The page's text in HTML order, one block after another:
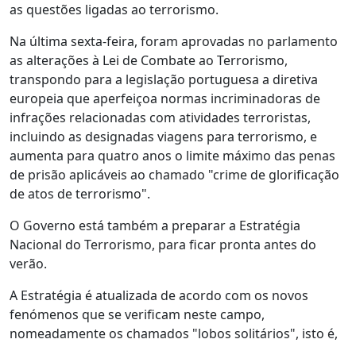
as questões ligadas ao terrorismo.
Na última sexta-feira, foram aprovadas no parlamento
as alterações à Lei de Combate ao Terrorismo,
transpondo para a legislação portuguesa a diretiva
europeia que aperfeiçoa normas incriminadoras de
infrações relacionadas com atividades terroristas,
incluindo as designadas viagens para terrorismo, e
aumenta para quatro anos o limite máximo das penas
de prisão aplicáveis ao chamado "crime de glorificação
de atos de terrorismo".
O Governo está também a preparar a Estratégia
Nacional do Terrorismo, para ficar pronta antes do
verão.
A Estratégia é atualizada de acordo com os novos
fenómenos que se verificam neste campo,
nomeadamente os chamados "lobos solitários", isto é,